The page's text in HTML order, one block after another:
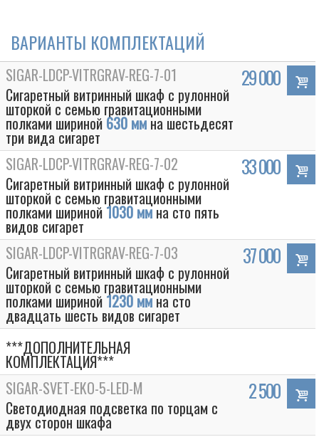
ВАРИАНТЫ КОМПЛЕКТАЦИЙ
SIGAR-LDCP-VITRGRAV-REG-7-01
Сигаретный витринный шкаф с рулонной
шторкой с семью гравитационными
полками шириной 630 мм на шестьдесят
три вида сигарет
29 000
SIGAR-LDCP-VITRGRAV-REG-7-02
Сигаретный витринный шкаф с рулонной
шторкой с семью гравитационными
полками шириной 1030 ммна сто пять
видов сигарет
33 000
SIGAR-LDCP-VITRGRAV-REG-7-03
Сигаретный витринный шкаф с рулонной
шторкой с семью гравитационными
полками шириной 1230 ммна сто
двадцать шесть видов сигарет
37 000
***ДОПОЛНИТЕЛЬНАЯ
КОМПЛЕКТАЦИЯ***
SIGAR-SVET-EKO-5-LED-M
Светодиодная подсветка по торцам с
двух сторон шкафа
2 500